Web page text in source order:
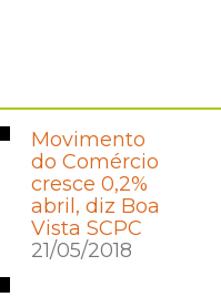
Movimento
do Comércio
cresce 0,2%
abril, diz Boa
Vista SCPC
21/05/2018